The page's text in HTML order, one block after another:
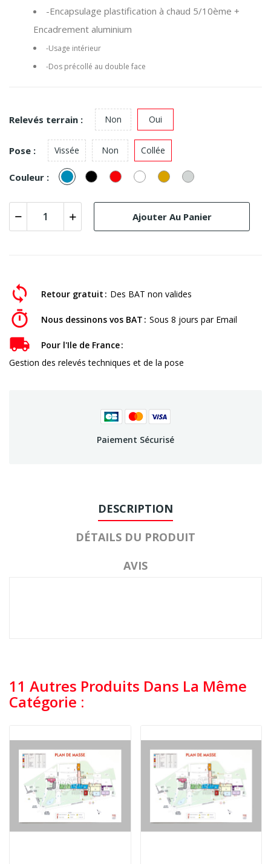
-Encapsulage plastification à chaud 5/10ème +
Encadrement aluminium
-Usage intérieur
-Dos précollé au double face
Relevés terrain : Non Oui
Pose : Vissée Non Collée
Couleur : Bleu Noir RougeBlanc Or Alu
Ajouter Au Panier
Retour gratuit Des BAT non valides
Nous dessinons vos BAT Sous 8 jours par Email
Pour l'Ile de France
Gestion des relevés techniques et de la pose
Paiement Sécurisé
DESCRIPTION
DÉTAILS DU PRODUIT
AVIS
11 Autres Produits Dans La Même
Catégorie :